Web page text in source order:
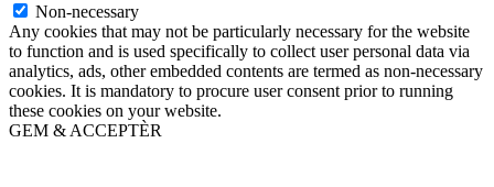
Non-necessary
Any cookies that may not be particularly necessary for the website
to function and is used specifically to collect user personal data via
analytics, ads, other embedded contents are termed as non-necessary
cookies. It is mandatory to procure user consent prior to running
these cookies on your website.
GEM & ACCEPTÈR